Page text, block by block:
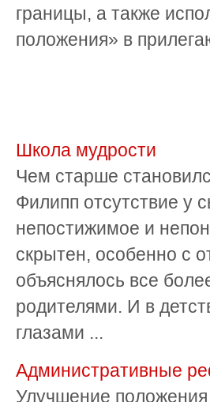
границы, а также
положения» в
Школа мудрости
Чем старше
Филипп отсутствие у
непостижимое и
скрытен, особенно с
объяснялось все
родителями. И в
глазами ...
Административные
Улучшение